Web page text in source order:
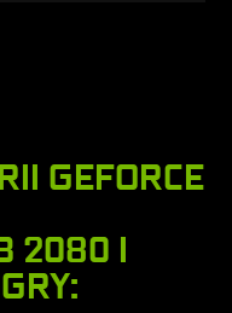
GEFORCE
2080 I